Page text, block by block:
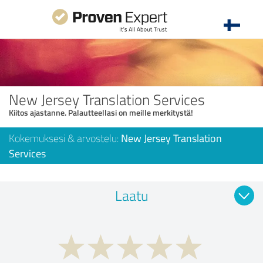
New Jersey Translation Services
Kiitos ajastanne. Palautteellasi on meille merkitystä!
Kokemuksesi & arvostelu: New Jersey Translation
Services
Laatu